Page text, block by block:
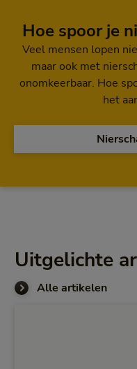
Hoe spoor je
Veel mensen lopen
maar ook met
onomkeerbaar. Hoe
het
Uitgelichte
Alle artikelen